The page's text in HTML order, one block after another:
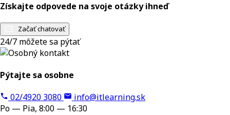
Získajte odpovede na svoje otázky ihneď
Začať chatovať
24/7 môžete sa pýtať
Pýtajte sa osobne
02/4920 3080
info@itlearning.sk
Po — Pia, 8:00 — 16:30